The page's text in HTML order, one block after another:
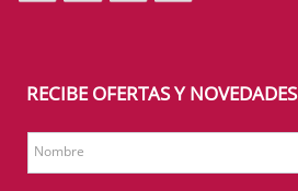
RECIBE OFERTAS Y NOVEDADES
Nombre